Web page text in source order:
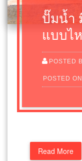
ปั๊มน้ำ
แบบไ
POSTED
POSTED
Read More